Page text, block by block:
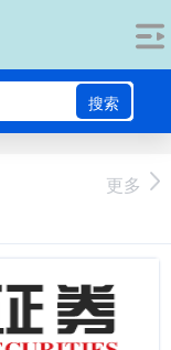
搜索
更多